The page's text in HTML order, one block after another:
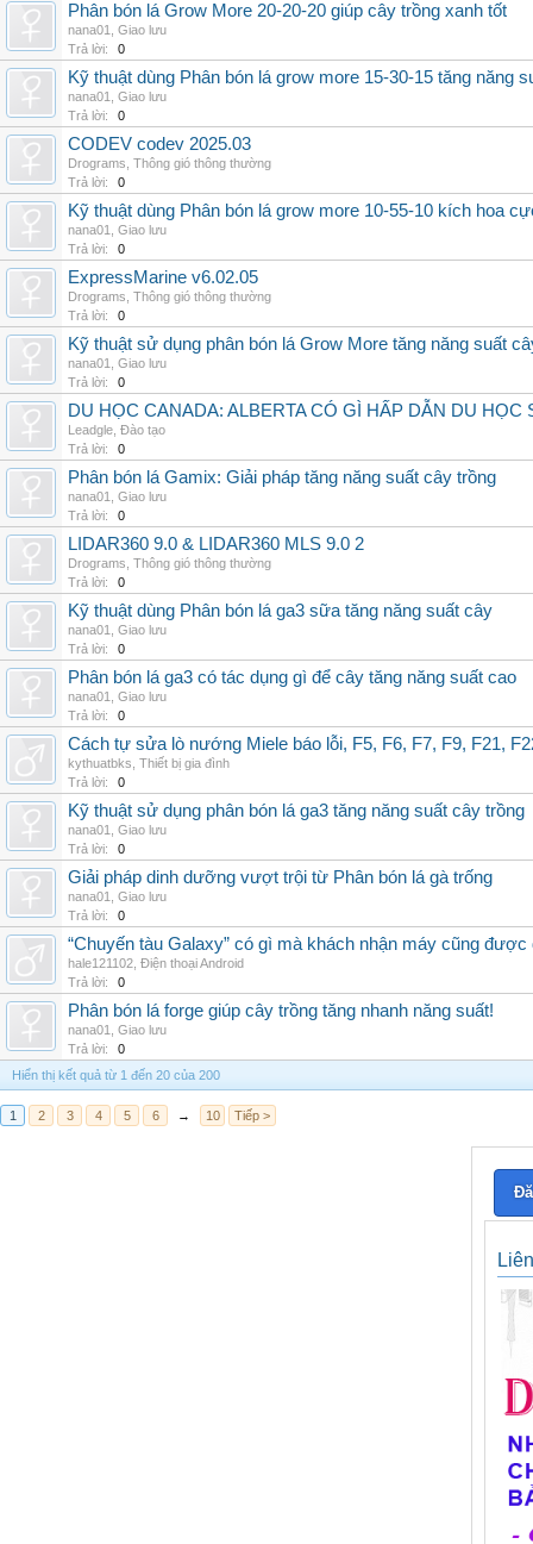
Phân bón lá Grow More 20-20-20 giúp cây trồng xanh tốt
nana01
Giao lưu
Trả lời:
0
Kỹ thuật dùng Phân bón lá grow more 15-30-15 tăng năng
nana01
Giao lưu
Trả lời:
0
CODEV codev 2025.03
Drograms Thông gió thông thường
Trả lời:
0
Kỹ thuật dùng Phân bón lá grow more 10-55-10 kích hoa
nana01
Giao lưu
Trả lời:
0
ExpressMarine v6.02.05
Drograms Thông gió thông thường
Trả lời:
0
Kỹ thuật sử dụng phân bón lá Grow More tăng năng suất
nana01
Giao lưu
Trả lời:
0
DU HỌC CANADA: ALBERTA CÓ GÌ HẤP DẪN DU HỌC
Leadgle Đào tạo
Trả lời:
0
Phân bón lá Gamix: Giải pháp tăng năng suất cây trồng
nana01
Giao lưu
Trả lời:
0
LIDAR360 9.0 & LIDAR360 MLS 9.0 2
Drograms Thông gió thông thường
Trả lời:
0
Kỹ thuật dùng Phân bón lá ga3 sữa tăng năng suất cây
nana01
Giao lưu
Trả lời:
0
Phân bón lá ga3 có tác dụng gì để cây tăng năng suất cao
nana01
Giao lưu
Trả lời:
0
Cách tự sửa lò nướng Miele báo lỗi, F5, F6, F7, F9, F21,
kythuatbks Thiết bị gia đình
Trả lời:
0
Kỹ thuật sử dụng phân bón lá ga3 tăng năng suất cây trồng
nana01
Giao lưu
Trả lời:
0
Giải pháp dinh dưỡng vượt trội từ Phân bón lá gà trống
nana01
Giao lưu
Trả lời:
0
“Chuyến tàu Galaxy” có gì mà khách nhận máy cũng được
hale121102 Điện thoại Android
Trả lời:
0
Phân bón lá forge giúp cây trồng tăng nhanh năng suất!
nana01
Giao lưu
Trả lời:
0
Hiển thị kết quả từ 1 đến 20 của 200
1 2 3 4 5 6 → 10 Tiếp >